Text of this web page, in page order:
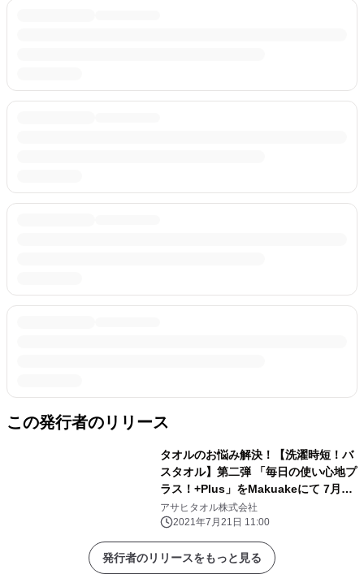
この発行者のリリース
タオルのお悩み解決！【洗濯時短！バ
スタオル】第二弾 「毎日の使い心地プ
ラス！+Plus」をMakuakeにて 7月21
日(水)リリース！
アサヒタオル株式会社
2021年7月21日 11:00
発行者のリリースをもっと見る